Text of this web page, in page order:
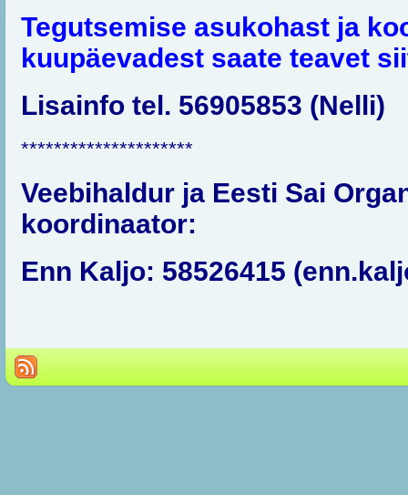
Tegutsemise asukohast ja
kuupäevadest saate teavet
Lisainfo tel. 56905853 (Nelli)
*********************
Veebihaldur ja Eesti Sai
koordinaator:
Enn Kaljo: 58526415